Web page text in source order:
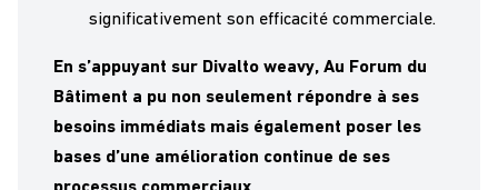
significativement son efficacité commerciale.
En s’appuyant sur Divalto weavy, Au Forum du
Bâtiment a pu non seulement répondre à ses
besoins immédiats mais également poser les
bases d’une amélioration continue de ses